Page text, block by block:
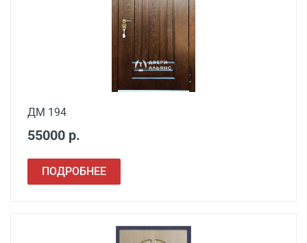
ДМ 194
55000 р.
ПОДРОБНЕЕ